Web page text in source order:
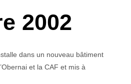
2002
dans un nouveau bâtiment
et la CAF et mis à